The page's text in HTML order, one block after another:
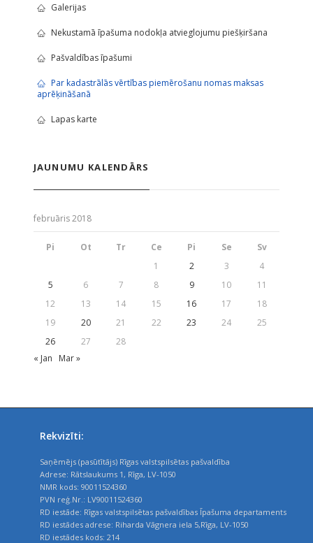
Galerijas
Nekustamā īpašuma nodokļa atvieglojumu piešķiršana
Pašvaldības īpašumi
Par kadastrālās vērtības piemērošanu nomas maksas
aprēķināšanā
Lapas karte
JAUNUMU KALENDĀRS
februāris 2018
Pi Ot Tr Ce Pi Se
Sv
1
2 3
4
5
6 7 8 9 10
11
12
13 14 15 16 17
18
19
20 21 22 23 24
25
26
27
28
« Jan
Mar »
Rekvizīti:
Saņēmējs (pasūtītājs) Rīgas valstspilsētas pašvaldība
Adrese: Rātslaukums 1, Rīga, LV-1050
NMR kods: 90011524360
PVN reģ.Nr.: LV90011524360
RD iestāde: Rīgas valstspilsētas pašvaldības Īpašuma departaments
RD iestādes adrese: Riharda Vāgnera iela 5,Rīga, LV-1050
RD iestādes kods: 214